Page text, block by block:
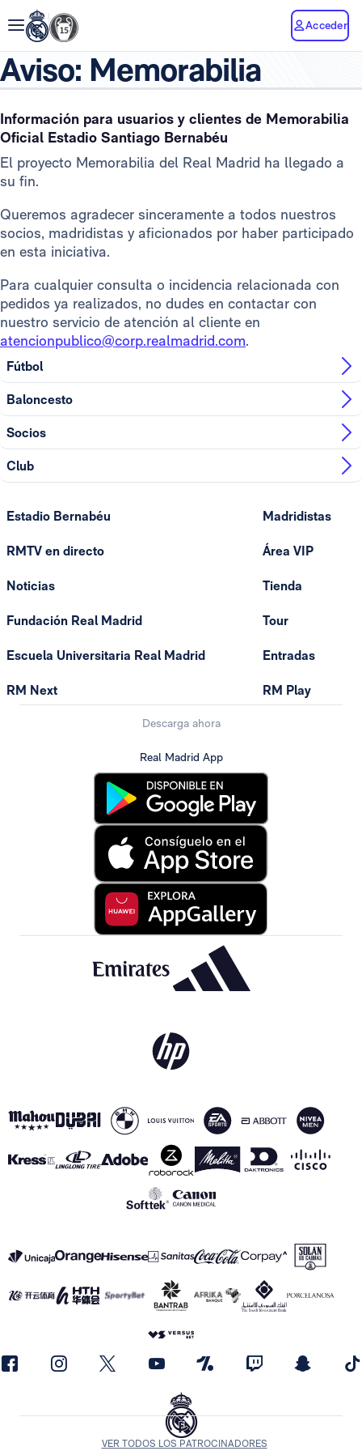
Acceder
Aviso: Memorabilia
Información para usuarios y clientes de Memorabilia
Oficial Estadio Santiago Bernabéu
El proyecto Memorabilia del Real Madrid ha llegado a
su fin.
Queremos agradecer sinceramente a todos nuestros
socios, madridistas y aficionados por haber participado
en esta iniciativa.
Para cualquier consulta o incidencia relacionada con
pedidos ya realizados, no dudes en contactar con
nuestro servicio de atención al cliente en
atencionpublico@corp.realmadrid.com.
Fútbol
Baloncesto
Socios
Club
Estadio Bernabéu
RMTV en directo
Noticias
Fundación Real Madrid
Escuela Universitaria Real Madrid
RM Next
Madridistas
Área VIP
Tienda
Tour
Entradas
RM Play
Descarga ahora
Real Madrid App
VER TODOS LOS PATROCINADORES